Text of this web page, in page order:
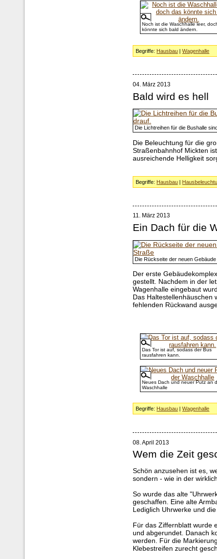
Noch ist die Waschhalle leer,
könnte sich bald ändern.
Begriffe: Hausbau |Wagenhalle
04. März 2013
Bald wird es hell
Die Lichtreihen für die Bushalle
Die Beleuchtung für die
Straßenbahnhof Mickten
ausreichende Helligkeit
Begriffe: Hausbau |
11. März 2013
Ein Dach für die
Die Rückseite der neuen
Der erste
gestellt. Nachdem in der
Wagenhalle eingebaut
Das Haltestellenhäuschen
fehlenden Rückwand
Das Tor ist auf, sodass der Bus
rausfahren kann.
Neues Dach und neuer Putz an
Waschhalle
Begriffe: Hausbau |Wagenhalle
08. April 2013
Wem die Zeit
Schön anzusehen ist es,
sondern - wie in der
So wurde das alte
geschaffen. Eine alte
Lediglich Uhrwerke und
Für das Ziffernblatt wurde
und abgerundet. Danach
werden. Für die
Klebestreifen zurecht